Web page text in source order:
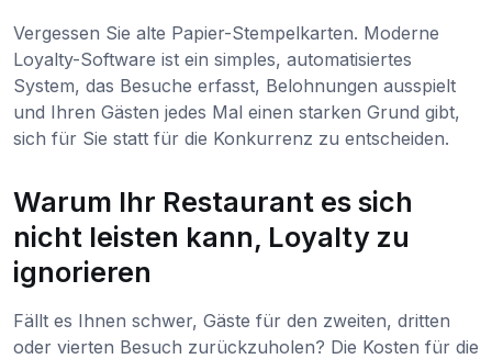
Vergessen Sie alte Papier-Stempelkarten. Moderne
Loyalty-Software ist ein simples, automatisiertes
System, das Besuche erfasst, Belohnungen ausspielt
und Ihren Gästen jedes Mal einen starken Grund gibt,
sich für Sie statt für die Konkurrenz zu entscheiden.
Warum Ihr Restaurant es sich
nicht leisten kann, Loyalty zu
ignorieren
Fällt es Ihnen schwer, Gäste für den zweiten, dritten
oder vierten Besuch zurückzuholen? Die Kosten für die